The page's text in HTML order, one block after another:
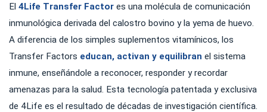
El 4Life Transfer Factor es una molécula de comunicación
inmunológica derivada del calostro bovino y la yema de huevo.
A diferencia de los simples suplementos vitamínicos, los
Transfer Factors educan, activan y equilibran el sistema
inmune, enseñándole a reconocer, responder y recordar
amenazas para la salud. Esta tecnología patentada y exclusiva
de 4Life es el resultado de décadas de investigación científica.